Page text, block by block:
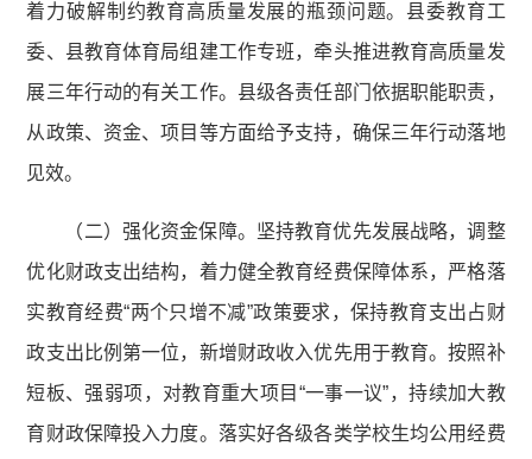
着力破解制约教育高质量发展的瓶颈问题。县委教育工
委、县教育体育局组建工作专班，牵头推进教育高质量发
展三年行动的有关工作。县级各责任部门依据职能职责，
从政策、资金、项目等方面给予支持，确保三年行动落地
见效。
（二）强化资金保障。坚持教育优先发展战略，调整
优化财政支出结构，着力健全教育经费保障体系，严格落
实教育经费“两个只增不减”政策要求，保持教育支出占财
政支出比例第一位，新增财政收入优先用于教育。按照补
短板、强弱项，对教育重大项目“一事一议”，持续加大教
育财政保障投入力度。落实好各级各类学校生均公用经费